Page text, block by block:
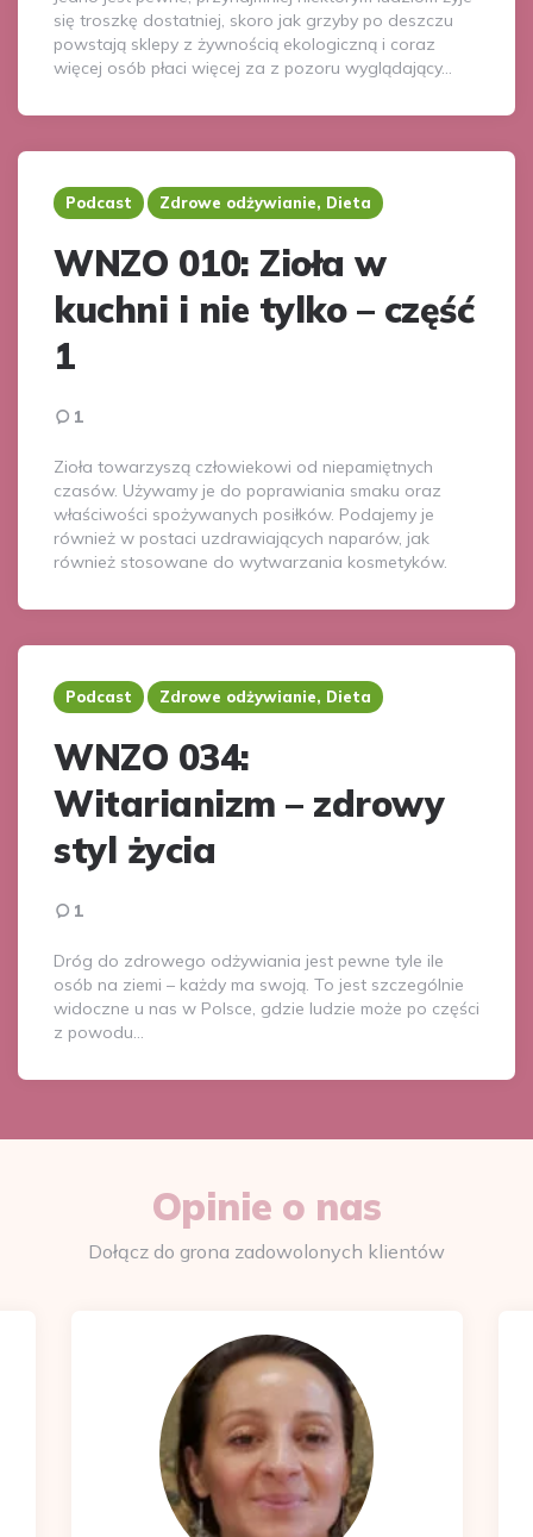
się troszkę dostatniej, skoro jak grzyby po deszczu
powstają sklepy z żywnością ekologiczną i coraz
więcej osób płaci więcej za z pozoru wyglądający…
Podcast Zdrowe odżywianie, Dieta
WNZO 010: Zioła w
kuchni i nie tylko – część
1
1
Zioła towarzyszą człowiekowi od niepamiętnych
czasów. Używamy je do poprawiania smaku oraz
właściwości spożywanych posiłków. Podajemy je
również w postaci uzdrawiających naparów, jak
również stosowane do wytwarzania kosmetyków.
Podcast Zdrowe odżywianie, Dieta
WNZO 034:
Witarianizm – zdrowy
styl życia
1
Dróg do zdrowego odżywiania jest pewne tyle ile
osób na ziemi – każdy ma swoją. To jest szczególnie
widoczne u nas w Polsce, gdzie ludzie może po części
z powodu…
Opinie o nas
Dołącz do grona zadowolonych klientów